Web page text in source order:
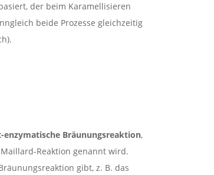
der beim Karamellisieren
beide Prozesse gleichzeitig
enzymatische Bräunungsreaktion,
Reaktion genannt wird.
gibt, z. B. das